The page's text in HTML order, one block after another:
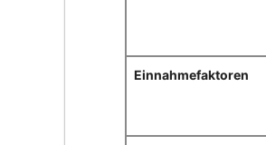
Einnahmefaktoren